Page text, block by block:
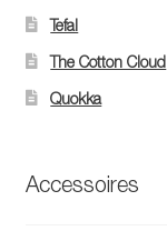
Tefal
The Cotton Cloud
Quokka
Accessoires